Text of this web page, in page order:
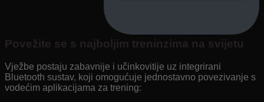
Povežite se s najboljim treninzima na svijetu
Vježbe postaju zabavnije i učinkovitije uz integrirani
Bluetooth sustav, koji omogućuje jednostavno povezivanje s
vodećim aplikacijama za trening: